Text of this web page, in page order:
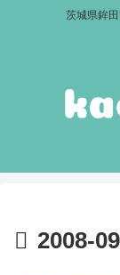
茨城県鉾
2008-